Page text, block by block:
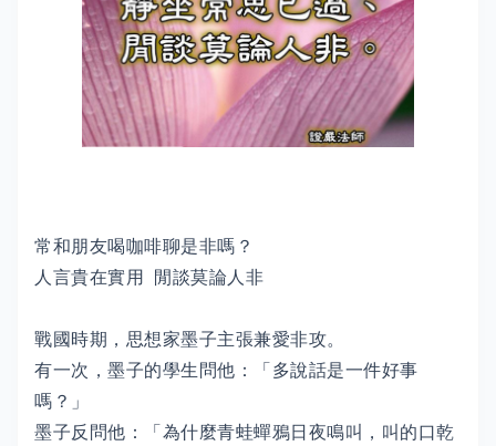
常和朋友喝咖啡聊是非嗎？
人言貴在實用 閒談莫論人非
戰國時期，思想家墨子主張兼愛非攻。
有一次，墨子的學生問他：「多說話是一件好事
嗎？」
墨子反問他：「為什麼青蛙蟬鴉日夜鳴叫，叫的口乾